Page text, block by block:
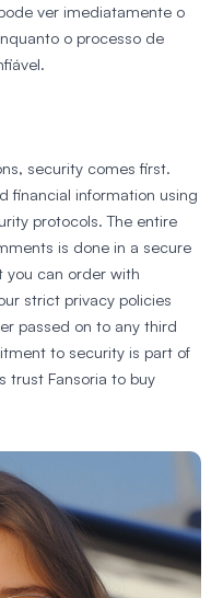
ver imediatamente o
o processo de
security comes first.
financial information using
protocols. The entire
is done in a secure
you can order with
strict privacy policies
passed on to any third
to security is part of
trust Fansoria to buy